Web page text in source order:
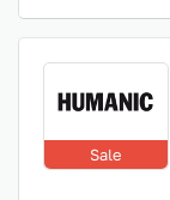
Sale